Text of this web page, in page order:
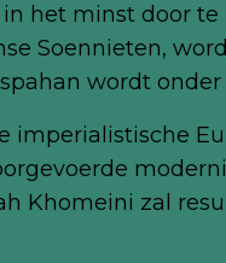
het minst door
Soennieten,
wordt
imperialistische
Khomeini zal